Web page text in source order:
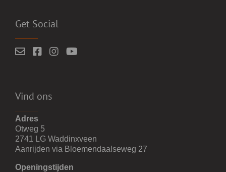
Get Social
Vind ons
Adres
Otweg 5
2741 LG Waddinxveen
Aanrijden via Bloemendaalseweg 27
Openingstijden